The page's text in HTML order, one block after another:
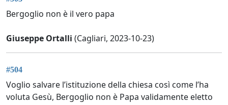
Bergoglio non è il vero papa
Giuseppe Ortalli (Cagliari, 2023-10-23)
#504
Voglio salvare l’istituzione della chiesa così come l’ha
voluta Gesù, Bergoglio non è Papa validamente eletto